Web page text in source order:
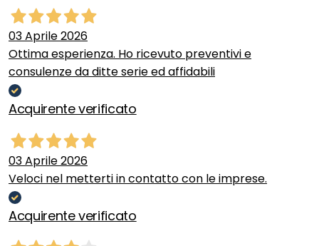
03 Aprile 2026
Ottima esperienza. Ho ricevuto preventivi e
consulenze da ditte serie ed affidabili
Acquirente verificato
03 Aprile 2026
Veloci nel metterti in contatto con le imprese.
Acquirente verificato